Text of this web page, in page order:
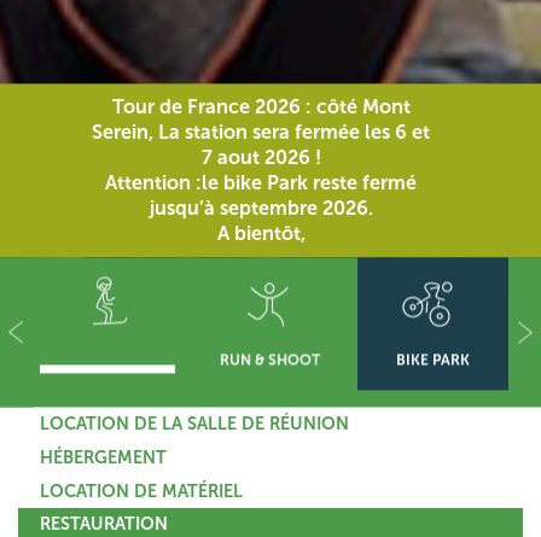
Tour de France 2026 : côté Mont
Serein, La station sera fermée les 6 et
7 aout 2026 !
Attention :le bike Park reste fermé
jusqu’à septembre 2026.
A bientôt,
RUN & SHOOT BIKE PARK
LOCATION DE LA SALLE DE RÉUNION
HÉBERGEMENT
LOCATION DE MATÉRIEL
RESTAURATION